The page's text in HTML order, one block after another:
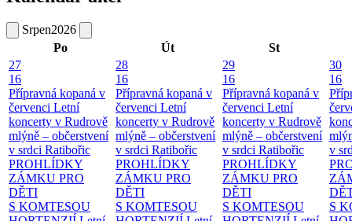
Srpen2026
Po
Út
St
27
16
Přípravná kopaná v
červenci Letní
koncerty v Rudrově
mlýně – občerstvení
v srdci Ratibořic
PROHLÍDKY
ZÁMKU PRO
DĚTI
S KOMTESOU
28
16
Přípravná kopaná v
červenci Letní
koncerty v Rudrově
mlýně – občerstvení
v srdci Ratibořic
PROHLÍDKY
ZÁMKU PRO
DĚTI
S KOMTESOU
29
16
Přípravná kopaná v
červenci Letní
koncerty v Rudrově
mlýně – občerstvení
v srdci Ratibořic
PROHLÍDKY
ZÁMKU PRO
DĚTI
S KOMTESOU
30
16
v
S